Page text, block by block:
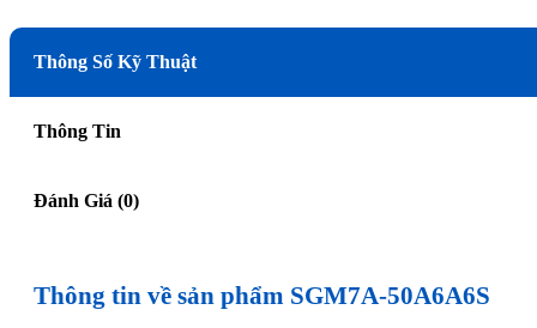
Thông Số Kỹ Thuật
Thông Tin
Đánh Giá (0)
Thông tin về sản phẩm SGM7A-50A6A6S